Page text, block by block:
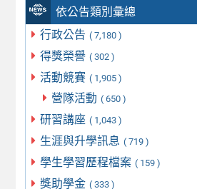
依公告類別彙總
行政公告 ( 7,180 )
得獎榮譽 ( 302 )
活動競賽 ( 1,905 )
營隊活動 ( 650 )
研習講座 ( 1,043 )
生涯與升學訊息 ( 719 )
學生學習歷程檔案 ( 159 )
獎助學金 ( 333 )